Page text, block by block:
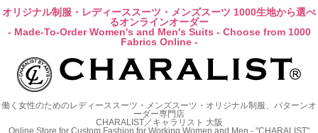
オリジナル制服・レディーススーツ・メンズスーツ 1000生地から選べ
るオンラインオーダー
- Made-To-Order Women's and Men's Suits - Choose from 1000
Fabrics Online -
働く女性のためのレディーススーツ・メンズスーツ・オリジナル制服、パターンオ
ーダー専門店
CHARALIST／キャラリスト 大阪
Online Store for Custom Fashion for Working Women and Men - "CHARALIST"